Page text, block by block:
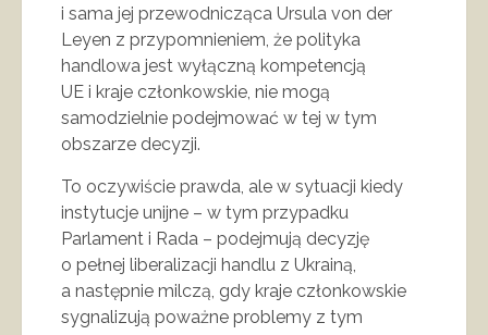
i sama jej przewodnicząca Ursula von der
Leyen z przypomnieniem, że polityka
handlowa jest wyłączną kompetencją
UE i kraje członkowskie, nie mogą
samodzielnie podejmować w tej w tym
obszarze decyzji.
To oczywiście prawda, ale w sytuacji kiedy
instytucje unijne – w tym przypadku
Parlament i Rada – podejmują decyzję
o pełnej liberalizacji handlu z Ukrainą,
a następnie milczą, gdy kraje członkowskie
sygnalizują poważne problemy z tym